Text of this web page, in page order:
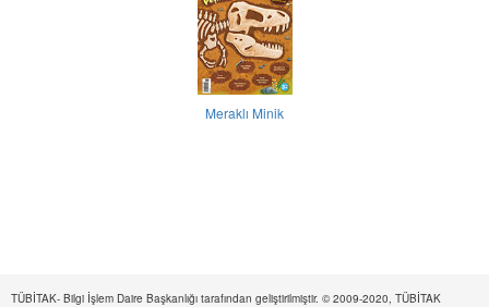
Meraklı Minik
TÜBİTAK- Bilgi İşlem Daire Başkanlığı tarafından geliştirilmiştir. © 2009-2020, TÜBİTAK